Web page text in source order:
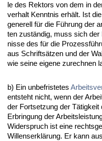
le des Rek­tors von dem in
ver­halt Kennt­nis erhält. Ist
ge­ne­rell für die Führung der
ten zuständig, muss sich
nis­se des für die
aus Schriftsätzen und der
wie sei­ne ei­ge­ne zu­rech­nen
b) Ein un­be­fris­te­tes
ent­steht nicht, wenn der
der Fort­set­zung der Tätig­keit
Er­brin­gung der
Wi­der­spruch ist ei­ne
Wil­lens­erklärung. Er kann